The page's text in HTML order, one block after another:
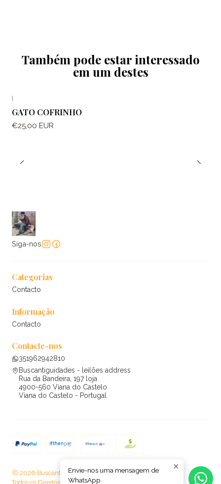
Também pode estar interessado
em um destes
|
GATO COFRINHO
€25,00 EUR
Siga-nos
Categorias
Contacto
Informação
Contacto
Contacte-nos
351962942810
Buscantiguidades - leilões address
Rua da Bandeira, 197 loja
4900-560 Viana do Castelo
Viana do Castelo - Portugal
2026 Buscantiguidades - leilões .
Todos os Direitos Reservados.Com tecnologia Jumpseller
Envie-nos uma mensagem de
WhatsApp